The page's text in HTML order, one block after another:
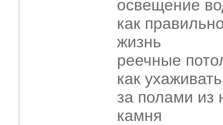
освещение
как
жизнь
реечные
как
за полами из
камня